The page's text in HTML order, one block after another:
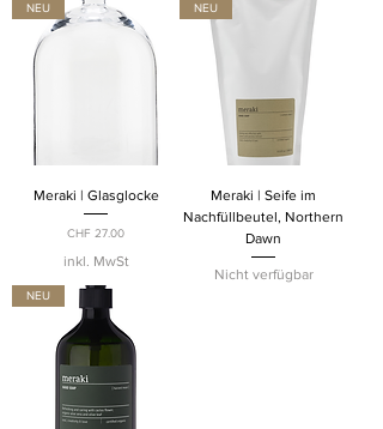
NEU
Meraki | Glasglocke
Preis
CHF 27.00
inkl. MwSt
NEU
Meraki | Seife im
Nachfüllbeutel, Northern
Dawn
Nicht verfügbar
NEU